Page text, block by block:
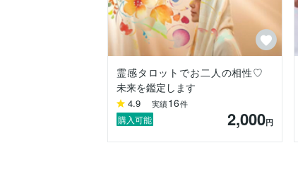
霊感タロットでお二人の相性♡
未来を鑑定します
4.9 実績16件
購入可能 2,000円